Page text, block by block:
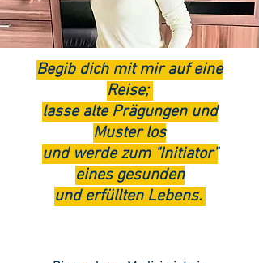
Begib dich mit mir auf eine
Reise;
lasse alte Prägungen und
Muster los
und werde zum "Initiator"
eines gesunden
und erfüllten Lebens.